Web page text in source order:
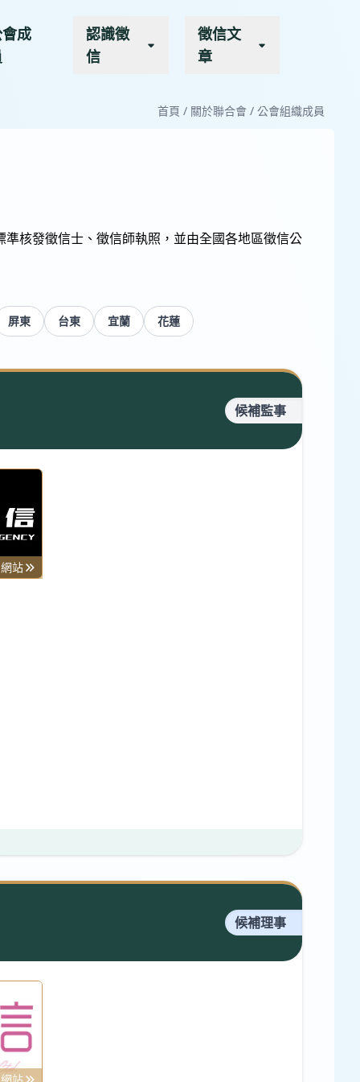
成
認識徵
信
徵信文
章
首頁 / 關於聯合會 / 公會組織成員
核發徵信士、徵信師執照，並由全國各地區徵信公
屏東 台東 宜蘭 花蓮
候補監事
站
候補理事
站